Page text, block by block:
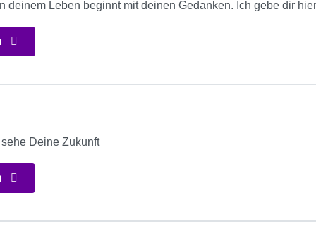
deinem Leben beginnt mit deinen Gedanken. Ich gebe dir
Deine Zukunft